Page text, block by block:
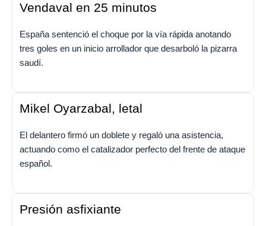
Vendaval en 25 minutos
España sentenció el choque por la vía rápida anotando
tres goles en un inicio arrollador que desarboló la pizarra
saudí.
Mikel Oyarzabal, letal
El delantero firmó un doblete y regaló una asistencia,
actuando como el catalizador perfecto del frente de ataque
español.
Presión asfixiante